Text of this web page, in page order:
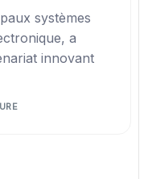
systèmes
a
innovant